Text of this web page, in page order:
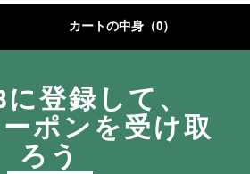
カートの中身（0）
に登録して、
ーポンを受け取
ろう